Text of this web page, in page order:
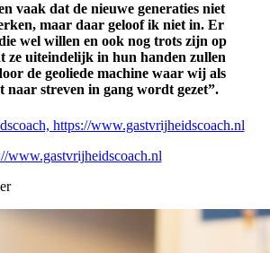
vaak dat de nieuwe generaties niet
maar daar geloof ik niet in. Er
wel willen en ook nog trots zijn op
ze uiteindelijk in hun handen zullen
de geoliede machine waar wij als
naar streven in gang wordt gezet”.
www.gastvrijheidscoach.nl